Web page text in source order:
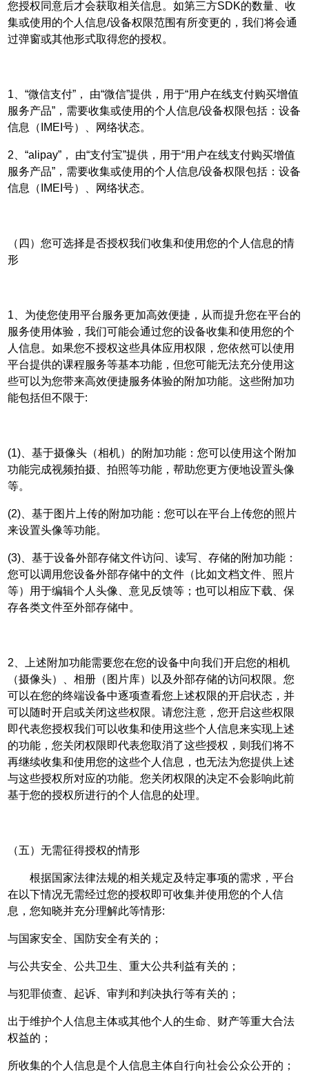
您授权同意后才会获取相关信息。如第三方SDK的数量、收
集或使用的个人信息/设备权限范围有所变更的，我们将会通
过弹窗或其他形式取得您的授权。
1、“微信支付”， 由“微信”提供，用于“用户在线支付购买增值
服务产品”，需要收集或使用的个人信息/设备权限包括：设备
信息（IMEI号）、网络状态。
2、“alipay”， 由“支付宝”提供，用于“用户在线支付购买增值
服务产品”，需要收集或使用的个人信息/设备权限包括：设备
信息（IMEI号）、网络状态。
（四）您可选择是否授权我们收集和使用您的个人信息的情
形
1、为使您使用平台服务更加高效便捷，从而提升您在平台的
服务使用体验，我们可能会通过您的设备收集和使用您的个
人信息。如果您不授权这些具体应用权限，您依然可以使用
平台提供的课程服务等基本功能，但您可能无法充分使用这
些可以为您带来高效便捷服务体验的附加功能。这些附加功
能包括但不限于:
(1)、基于摄像头（相机）的附加功能：您可以使用这个附加
功能完成视频拍摄、拍照等功能，帮助您更方便地设置头像
等。
(2)、基于图片上传的附加功能：您可以在平台上传您的照片
来设置头像等功能。
(3)、基于设备外部存储文件访问、读写、存储的附加功能：
您可以调用您设备外部存储中的文件（比如文档文件、照片
等）用于编辑个人头像、意见反馈等；也可以相应下载、保
存各类文件至外部存储中。
2、上述附加功能需要您在您的设备中向我们开启您的相机
（摄像头）、相册（图片库）以及外部存储的访问权限。您
可以在您的终端设备中逐项查看您上述权限的开启状态，并
可以随时开启或关闭这些权限。请您注意，您开启这些权限
即代表您授权我们可以收集和使用这些个人信息来实现上述
的功能，您关闭权限即代表您取消了这些授权，则我们将不
再继续收集和使用您的这些个人信息，也无法为您提供上述
与这些授权所对应的功能。您关闭权限的决定不会影响此前
基于您的授权所进行的个人信息的处理。
（五）无需征得授权的情形
根据国家法律法规的相关规定及特定事项的需求，平台
在以下情况无需经过您的授权即可收集并使用您的个人信
息，您知晓并充分理解此等情形:
与国家安全、国防安全有关的；
与公共安全、公共卫生、重大公共利益有关的；
与犯罪侦查、起诉、审判和判决执行等有关的；
出于维护个人信息主体或其他个人的生命、财产等重大合法
权益的；
所收集的个人信息是个人信息主体自行向社会公众公开的；